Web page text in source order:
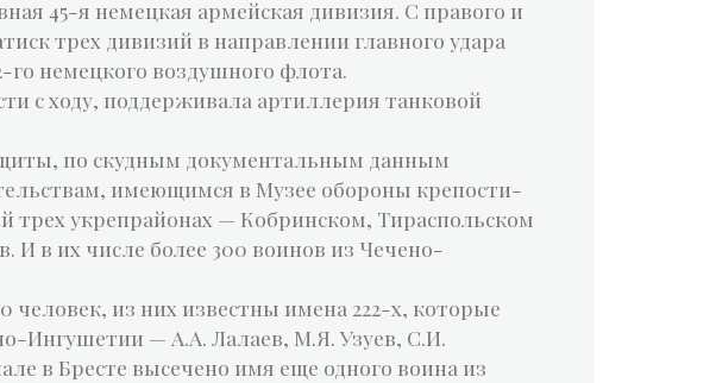
45-я немецкая армейская дивизия. С правого и
трех дивизий в направлении главного удара
немецкого воздушного флота.
с ходу, поддерживала артиллерия танковой
по скудным документальным данным
имеющимся в Музее обороны крепости-
трех укрепрайонах — Кобринском, Тираспольском
в их числе более 300 воинов из Чечено-
человек, из них известны имена 222-х, которые
Ингушетии — А.А. Лалаев, М.Я. Узуев, С.И.
в Бресте высечено имя еще одного воина из